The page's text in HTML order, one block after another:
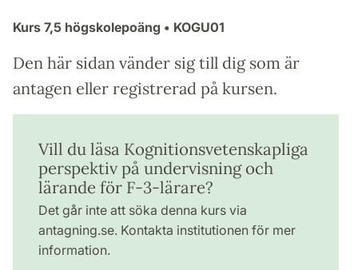
Kurs 7,5 högskolepoäng • KOGU01
Den här sidan vänder sig till dig som är
antagen eller registrerad på kursen.
Vill du läsa Kognitionsvetenskapliga
perspektiv på undervisning och
lärande för F-3-lärare?
Det går inte att söka denna kurs via
antagning.se. Kontakta institutionen för mer
information.